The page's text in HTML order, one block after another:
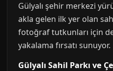
Gülyalı şehir merkezi
akla gelen ilk yer olan
fotoğraf tutkunları için
yakalama fırsatı sunuyor.
Gülyalı Sahil Parkı ve